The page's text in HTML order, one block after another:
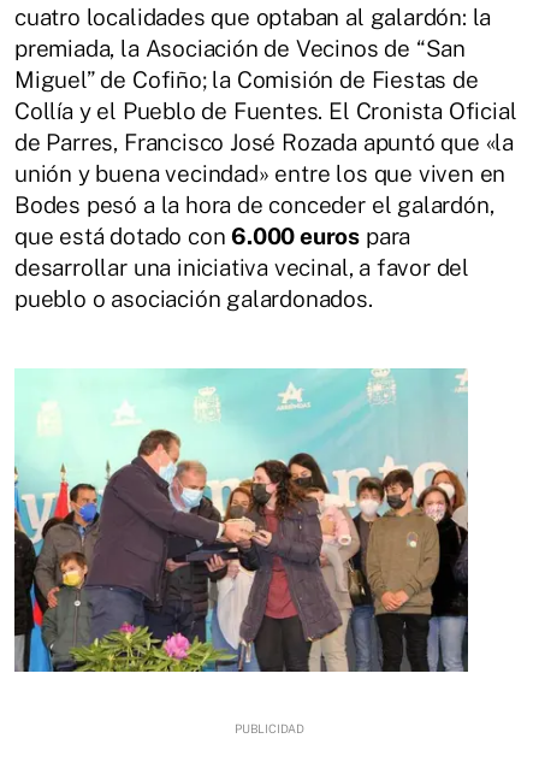
cuatro localidades que optaban al galardón: la
premiada, la Asociación de Vecinos de “San
Miguel” de Cofiño; la Comisión de Fiestas de
Collía y el Pueblo de Fuentes. El Cronista Oficial
de Parres, Francisco José Rozada apuntó que «la
unión y buena vecindad» entre los que viven en
Bodes pesó a la hora de conceder el galardón,
que está dotado con6.000 euros para
desarrollar una iniciativa vecinal, a favor del
pueblo o asociación galardonados.